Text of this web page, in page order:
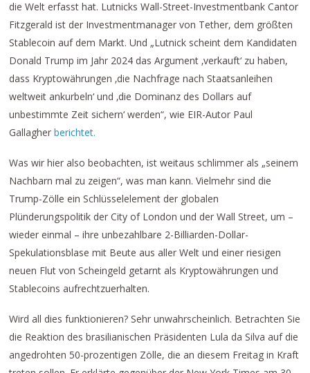
die Welt erfasst hat. Lutnicks Wall-Street-Investmentbank Cantor
Fitzgerald ist der Investmentmanager von Tether, dem größten
Stablecoin auf dem Markt. Und „Lutnick scheint dem Kandidaten
Donald Trump im Jahr 2024 das Argument ‚verkauft‘ zu haben,
dass Kryptowährungen ‚die Nachfrage nach Staatsanleihen
weltweit ankurbeln‘ und ‚die Dominanz des Dollars auf
unbestimmte Zeit sichern‘ werden“, wie EIR-Autor Paul
Gallagherberichtet.
Was wir hier also beobachten, ist weitaus schlimmer als „seinem
Nachbarn mal zu zeigen“, was man kann. Vielmehr sind die
Trump-Zölle ein Schlüsselelement der globalen
Plünderungspolitik der City of London und der Wall Street, um –
wieder einmal – ihre unbezahlbare 2-Billiarden-Dollar-
Spekulationsblase mit Beute aus aller Welt und einer riesigen
neuen Flut von Scheingeld getarnt als Kryptowährungen und
Stablecoins aufrechtzuerhalten.
Wird all dies funktionieren? Sehr unwahrscheinlich. Betrachten Sie
die Reaktion des brasilianischen Präsidenten Lula da Silva auf die
angedrohten 50-prozentigen Zölle, die an diesem Freitag in Kraft